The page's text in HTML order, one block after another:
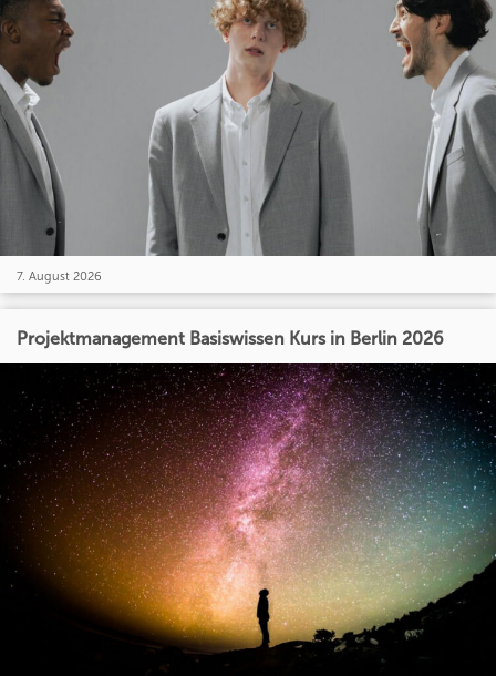
7. August 2026
Projektmanagement Basiswissen Kurs in Berlin 2026